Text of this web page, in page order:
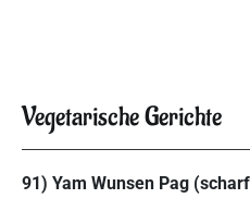
Vegetarische Gerichte
91) Yam Wunsen Pag